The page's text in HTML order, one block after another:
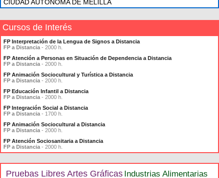
CIUDAD AUTONOMA DE MELILLA
Cursos de Interés
FP Interpretación de la Lengua de Signos a Distancia
FP a Distancia - 2000 h.
FP Atención a Personas en Situación de Dependencia a Distancia
FP a Distancia - 2000 h.
FP Animación Sociocultural y Turística a Distancia
FP a Distancia - 2000 h.
FP Educación Infantil a Distancia
FP a Distancia - 2000 h.
FP Integración Social a Distancia
FP a Distancia - 1700 h.
FP Animación Sociocultural a Distancia
FP a Distancia - 2000 h.
FP Atención Sociosanitaria a Distancia
FP a Distancia - 2000 h.
Pruebas Libres Artes Gráficas Industrias Alimentarias